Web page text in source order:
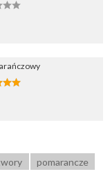
pomarancze